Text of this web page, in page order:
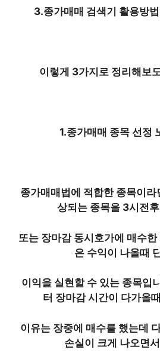
3.종가매매 검색기 활용방
이렇게 3가지로 정리해보
1.종가매매 종목 선정
종가매매법에 적합한 종목이라
상되는 종목을 3시전
또는 장마감 동시호가에 매수
은 수익이 나올때
이익을 실현할 수 있는 종목입
터 장마감 시간이 다가올
이유는 장중에 매수를 했는데
손실이 크게 나오면